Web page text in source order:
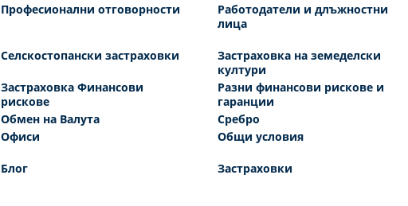
Професионални отговорности
Работодатели и длъжностни
лица
Селскостопански застраховки
Застраховка на земеделски
култури
Застраховка Финансови
рискове
Разни финансови рискове и
гаранции
Обмен на Валута Сребро
Офиси Общи условия
Блог Застраховки